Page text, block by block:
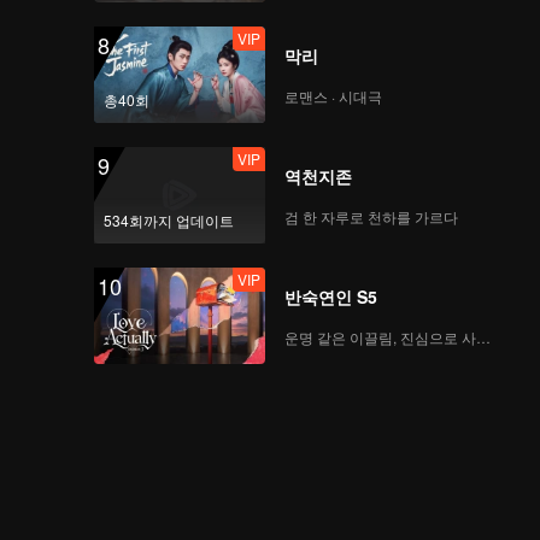
8
총40회
VIP
막리
로맨스 · 시대극
9
534회까지 업데이트
VIP
역천지존
검 한 자루로 천하를 가르다
10 VIP
반숙연인 S5
운명 같은 이끌림, 진심으로 사랑하다